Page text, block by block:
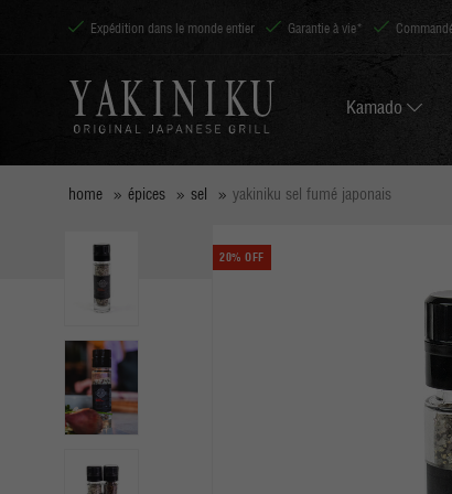
Expédition dans le monde entier Garantie à vie*
Kamado
home épices sel yakiniku sel fumé japonais
20% OFF